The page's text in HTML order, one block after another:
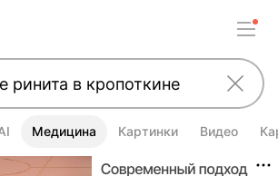
Медицина Картинки Видео